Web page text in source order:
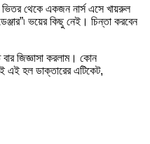
থেকে একজন নার্স এসে খায়রুল
ভয়ের কিছু নেই। চিন্তা করবেন
জিজ্ঞাসা করলাম। কোন
এই হল ডাক্তারের এটিকেট,